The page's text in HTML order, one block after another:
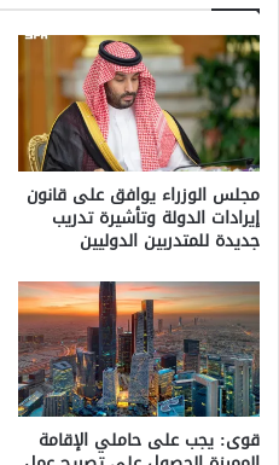
مجلس الوزراء يوافق على قانون
إيرادات الدولة وتأشيرة تدريب
جديدة للمتدربين الدوليين
قوى: يجب على حاملي الإقامة